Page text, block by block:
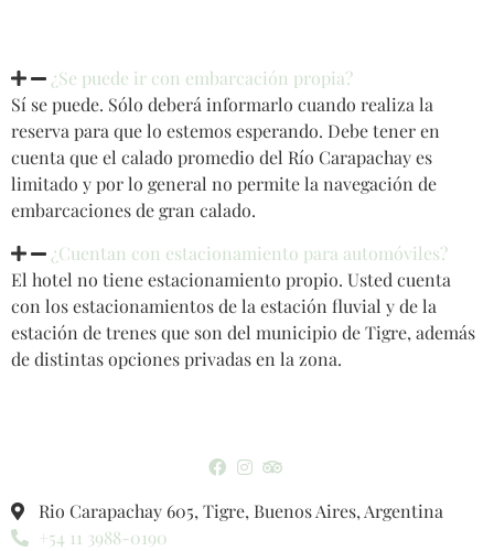
¿Se puede ir con embarcación propia?
Sí se puede. Sólo deberá informarlo cuando realiza la
reserva para que lo estemos esperando. Debe tener en
cuenta que el calado promedio del Río Carapachay es
limitado y por lo general no permite la navegación de
embarcaciones de gran calado.
¿Cuentan con estacionamiento para automóviles?
El hotel no tiene estacionamiento propio. Usted cuenta
con los estacionamientos de la estación fluvial y de la
estación de trenes que son del municipio de Tigre, además
de distintas opciones privadas en la zona.
Rio Carapachay 605, Tigre, Buenos Aires, Argentina
+54 11 3988-0190